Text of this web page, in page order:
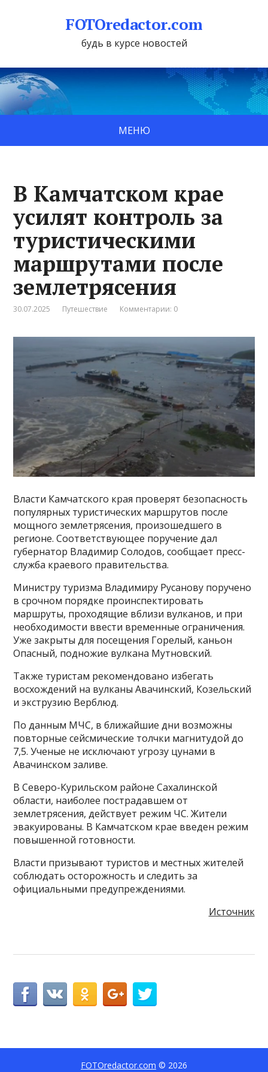
FOTOredactor.com
будь в курсе новостей
МЕНЮ
В Камчатском крае
усилят контроль за
туристическими
маршрутами после
землетрясения
30.07.2025 Путешествие Комментарии: 0
Власти Камчатского края проверят безопасность
популярных туристических маршрутов после
мощного землетрясения, произошедшего в
регионе. Соответствующее поручение дал
губернатор Владимир Солодов, сообщает пресс-
служба краевого правительства.
Министру туризма Владимиру Русанову поручено
в срочном порядке проинспектировать
маршруты, проходящие вблизи вулканов, и при
необходимости ввести временные ограничения.
Уже закрыты для посещения Горелый, каньон
Опасный, подножие вулкана Мутновский.
Также туристам рекомендовано избегать
восхождений на вулканы Авачинский, Козельский
и экструзию Верблюд.
По данным МЧС, в ближайшие дни возможны
повторные сейсмические толчки магнитудой до
7,5. Ученые не исключают угрозу цунами в
Авачинском заливе.
В Северо-Курильском районе Сахалинской
области, наиболее пострадавшем от
землетрясения, действует режим ЧС. Жители
эвакуированы. В Камчатском крае введен режим
повышенной готовности.
Власти призывают туристов и местных жителей
соблюдать осторожность и следить за
официальными предупреждениями.
Источник
FOTOredactor.com © 2026